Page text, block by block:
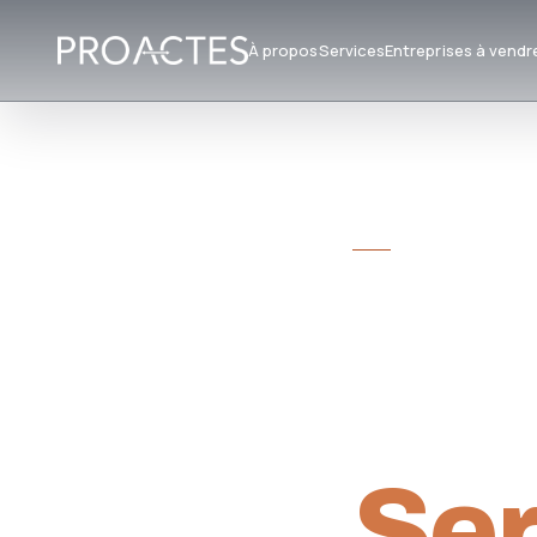
À proposServicesEntreprises à
CABINET DE